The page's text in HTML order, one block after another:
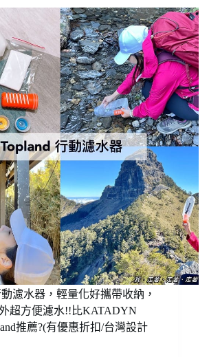
濾水器，輕量化好攜帶收納，
超方便濾水!!比KATADYN
推薦?(有優惠折扣/台灣設計